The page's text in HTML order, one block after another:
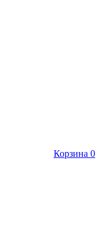
Корзина 0